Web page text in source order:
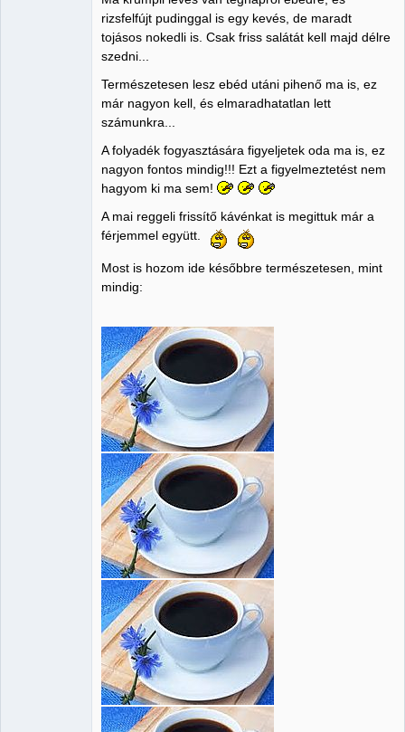
rizsfelfújt pudinggal is egy kevés, de maradt
tojásos nokedli is. Csak friss salátát kell majd délre
szedni...
Természetesen lesz ebéd utáni pihenő ma is, ez
már nagyon kell, és elmaradhatatlan lett
számunkra...
A folyadék fogyasztására figyeljetek oda ma is, ez
nagyon fontos mindig!!! Ezt a figyelmeztetést nem
hagyom ki ma sem!
A mai reggeli frissítő kávénkat is megittuk már a
férjemmel együtt.
Most is hozom ide későbbre természetesen, mint
mindig: